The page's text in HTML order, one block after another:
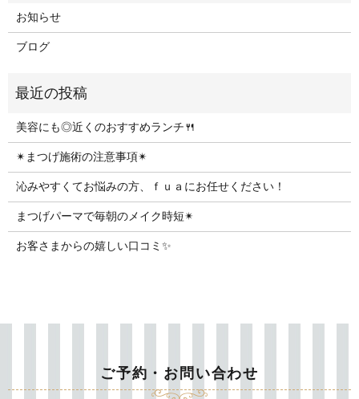
お知らせ
ブログ
美容にも◎近くのおすすめランチ🍴
✴︎まつげ施術の注意事項✴︎
沁みやすくてお悩みの方、ｆｕａにお任せください！
まつげパーマで毎朝のメイク時短✴︎
お客さまからの嬉しい口コミ✨
ご予約・お問い合わせ